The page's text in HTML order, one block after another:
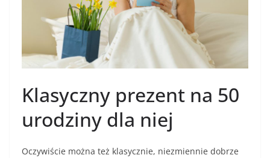
Klasyczny prezent na 50
urodziny dla niej
Oczywiście można też klasycznie, niezmiennie dobrze